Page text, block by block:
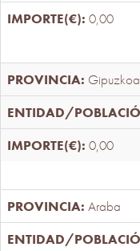
0,00
Gipuzkoa
0,00
Araba